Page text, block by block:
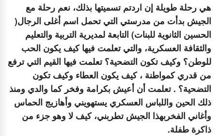
هي رحلة طويلة إن اردتم تسميتها بذلك، نعم رحلة مع
الجيش بدأت من مدرستي التي تحمل اسم أغلى الرجال(
الحسين الثانوية للبنات) التابعة لمديرية التربية والتعليم
والثقافة العسكرية، والتي تعلمت فيها كيف يكون الحب
للوطن؟ وكيف تكون التضحية؟ تعلمت فيها القيم التي ترفع
من قدري كمواطنة ، كيف يكون العطاء وكيف تكون
التضحية؟ . تعلمت أن أعيش بكرامة وفخر كما والدي ومنذ
ذلك الحين واللباس العسكري يستهويني وأهازيج الحماس
وأغاني الفخربهذا الجيش تطربني، كيف لا وهو جزء من
ذاكرة طفلة.